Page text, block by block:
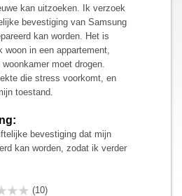
kan uitzoeken. Ik verzoek
bevestiging van Samsung
kan worden. Het is
in een appartement,
moet drogen.
die stress voorkomt, en
toestand.
bevestiging dat mijn
kan worden, zodat ik verder
(10)